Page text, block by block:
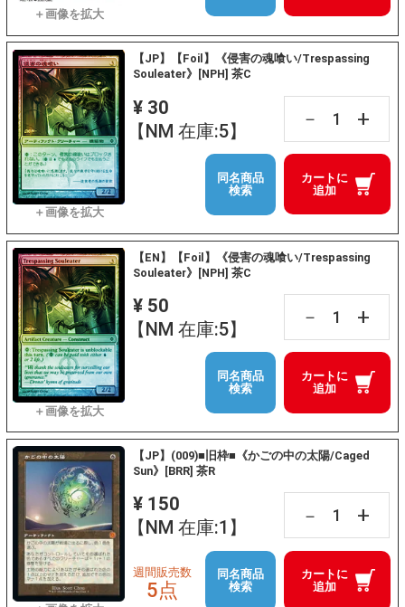
【JP】【Foil】《侵害の魂喰い/Trespassing
Souleater》[NPH] 茶C
¥ 30
【NM 在庫:5】
－ +
カートに
追加
同名商品
検索
【EN】【Foil】《侵害の魂喰い/Trespassing
Souleater》[NPH] 茶C
¥ 50
【NM 在庫:5】
－ +
カートに
追加
同名商品
検索
【JP】(009)■旧枠■《かごの中の太陽/Caged
Sun》[BRR] 茶R
¥ 150
【NM 在庫:1】
－ +
カートに
追加
週間販売数
5点
同名商品
検索